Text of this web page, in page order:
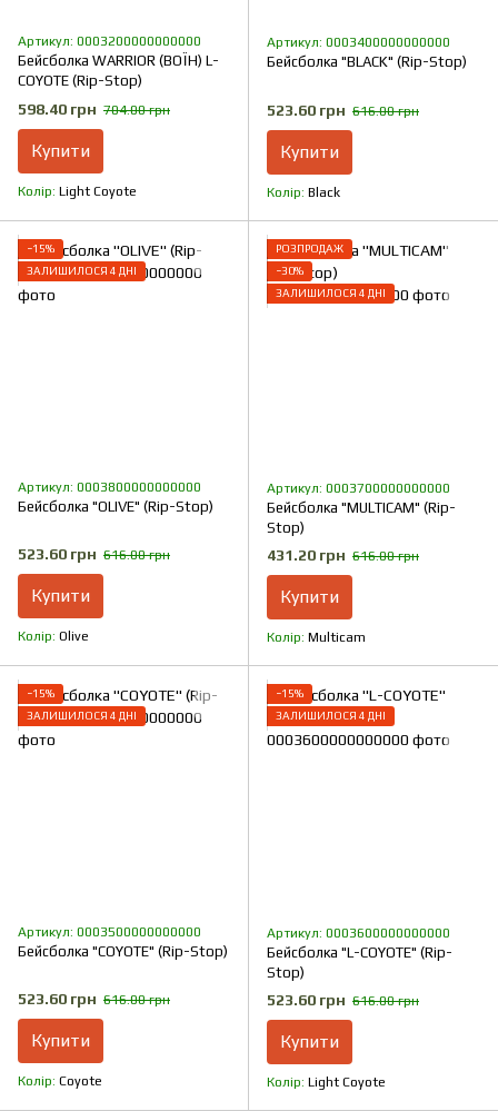
Артикул: 0003200000000000
Бейсболка WARRIOR (ВОЇН) L-
COYOTE (Rip-Stop)
598.40 грн 704.00 грн
Купити
Колір Light Coyote
Артикул: 0003400000000000
Бейсболка "BLACK" (Rip-Stop)
523.60 грн 616.00 грн
Купити
Колір Black
−15%
ЗАЛИШИЛОСЯ 4 ДНІ
Артикул: 0003800000000000
Бейсболка "OLIVE" (Rip-Stop)
523.60 грн 616.00 грн
Купити
Колір Olive
РОЗПРОДАЖ
−30%
ЗАЛИШИЛОСЯ 4 ДНІ
Артикул: 0003700000000000
Бейсболка "MULTICAM" (Rip-
Stop)
431.20 грн 616.00 грн
Купити
Колір Multicam
−15%
ЗАЛИШИЛОСЯ 4 ДНІ
Артикул: 0003500000000000
Бейсболка "COYOTE" (Rip-Stop)
523.60 грн 616.00 грн
Купити
Колір Coyote
−15%
ЗАЛИШИЛОСЯ 4 ДНІ
Артикул: 0003600000000000
Бейсболка "L-COYOTE" (Rip-
Stop)
523.60 грн 616.00 грн
Купити
Колір Light Coyote